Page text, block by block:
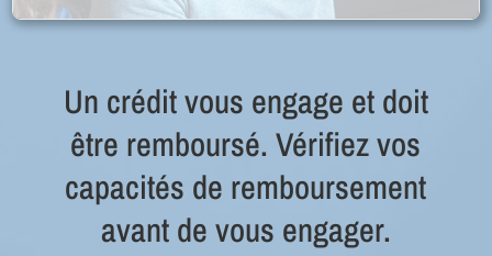
Un crédit vous engage et doit
être remboursé. Vérifiez vos
capacités de remboursement
avant de vous engager.